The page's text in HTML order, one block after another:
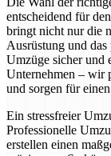
entscheidend für
bringt nicht nur die
Ausrüstung und
Umzüge sicher und
Unternehmen – wir
und sorgen für
Ein stressfreier
Professionelle
erstellen einen